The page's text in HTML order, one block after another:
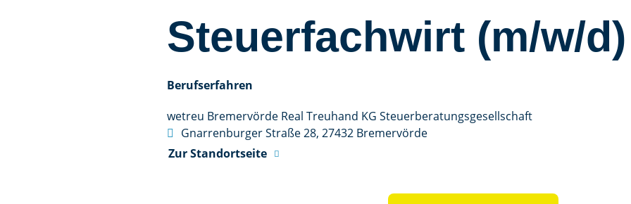
Steuerfachwirt (m/w/d)
Berufserfahren
wetreu Bremervörde Real Treuhand KG Steuerberatungs­gesellschaft
 Gnarrenburger Straße 28, 27432 Bremervörde
Zur Standortseite